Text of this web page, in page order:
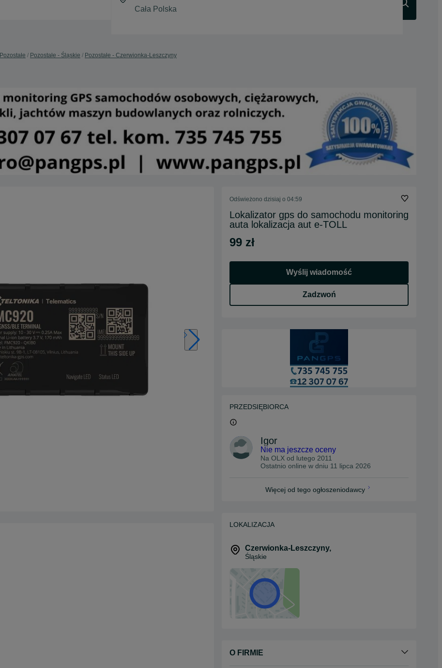
Pozostałe Pozostałe - Śląskie Pozostałe - Czerwionka-Leszczyny
Odświeżono dzisiaj o 04:59
Lokalizator gps do samochodu monitoring
auta lokalizacja aut e-TOLL
99 zł
Wyślij wiadomość
Zadzwoń
PRZEDSIĘBIORCA
Igor
Nie ma jeszcze oceny
Na OLX od lutego 2011
Ostatnio online w dniu 11 lipca 2026
Więcej od tego ogłoszeniodawcy
LOKALIZACJA
Czerwionka-Leszczyny,
Śląskie
O FIRMIE